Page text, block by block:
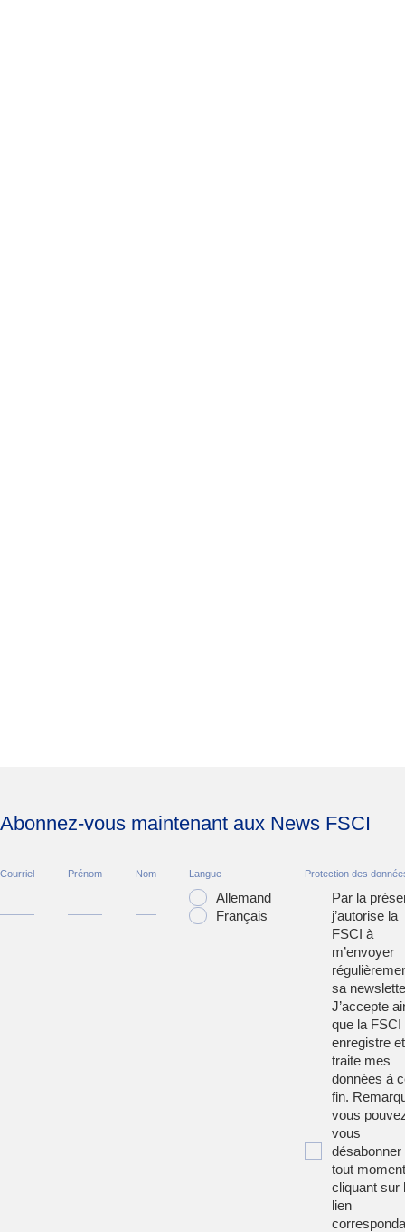
Abonnez-vous maintenant aux News FSCI
Courriel Prénom Nom Langue
Allemand
Français
Protection des
Par la
j’autorise la
FSCI à
m’envoyer
sa
J’accepte
que la FSCI
enregistre et
traite mes
données à
fin.
vous
vous
désabonner
tout
cliquant sur
lien